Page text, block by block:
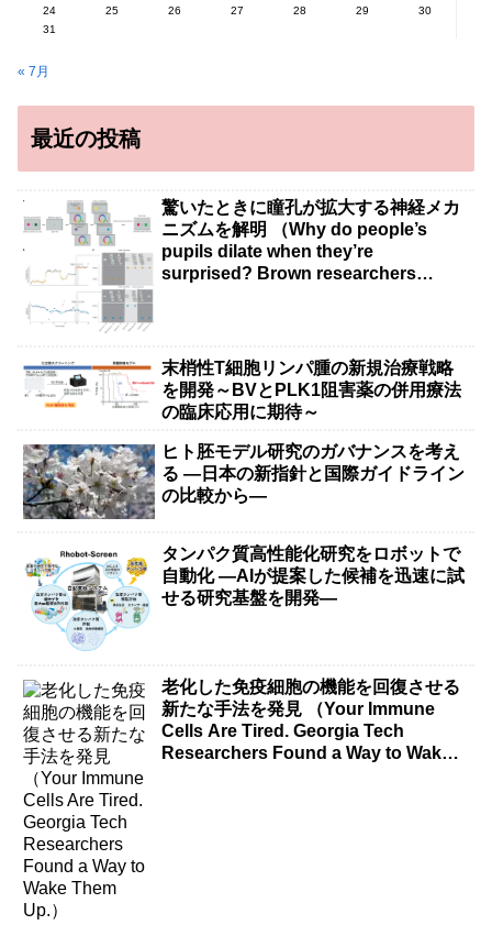
24
25 26 27 28 29
30
31
« 7月
最近の投稿
驚いたときに瞳孔が拡大する神経メカ
ニズムを解明 （Why do people’s
pupils dilate when they’re
surprised? Brown researchers
末梢性T細胞リンパ腫の新規治療戦略
を開発～BVとPLK1阻害薬の併用療法
の臨床応用に期待～
ヒト胚モデル研究のガバナンスを考え
る ―日本の新指針と国際ガイドライン
の比較から―
タンパク質高性能化研究をロボットで
自動化 ―AIが提案した候補を迅速に試
せる研究基盤を開発―
老化した免疫細胞の機能を回復させる
新たな手法を発見 （Your Immune
Cells Are Tired. Georgia Tech
Researchers Found a Way to Wake